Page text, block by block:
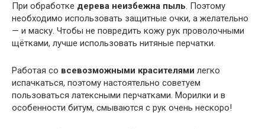
При обработке дерева неизбежна пыль. Поэтому
необходимо использовать защитные очки, а желательно
— и маску. Чтобы не повредить кожу рук проволочными
щётками, лучше использовать нитяные перчатки.
Работая со всевозможными красителями легко
испачкаться, поэтому настоятельно советуем
пользоваться латексными перчатками. Морилки и в
особенности битум, смываются с рук очень нескоро!